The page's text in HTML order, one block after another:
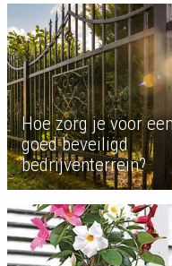
Hoe zorg je voor een
goed beveiligd
bedrijventerrein?